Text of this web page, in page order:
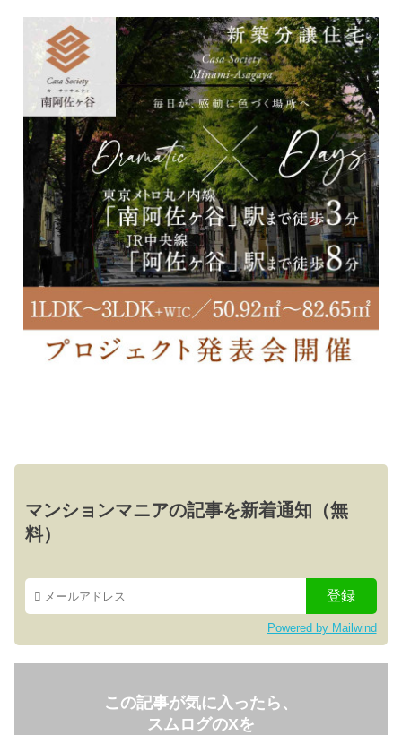
マンションマニアの記事を新着通知（無
料）
Powered by Mailwind
この記事が気に入ったら、
スムログのXを